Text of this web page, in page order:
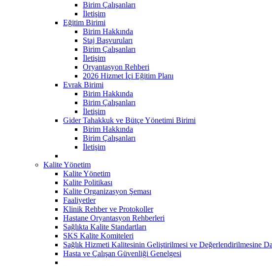
Birim Çalışanları
İletişim
Eğitim Birimi
Birim Hakkında
Staj Başvuruları
Birim Çalışanları
İletişim
Oryantasyon Rehberi
2026 Hizmet İçi Eğitim Planı
Evrak Birimi
Birim Hakkında
Birim Çalışanları
İletişim
Gider Tahakkuk ve Bütçe Yönetimi Birimi
Birim Hakkında
Birim Çalışanları
İletişim
Kalite Yönetim
Kalite Yönetim
Kalite Politikası
Kalite Organizasyon Şeması
Faaliyetler
Klinik Rehber ve Protokoller
Hastane Oryantasyon Rehberleri
Sağlıkta Kalite Standartları
SKS Kalite Komiteleri
Sağlık Hizmeti Kalitesinin Geliştirilmesi ve Değerlendirilmesine
Hasta ve Çalışan Güvenliği Genelgesi